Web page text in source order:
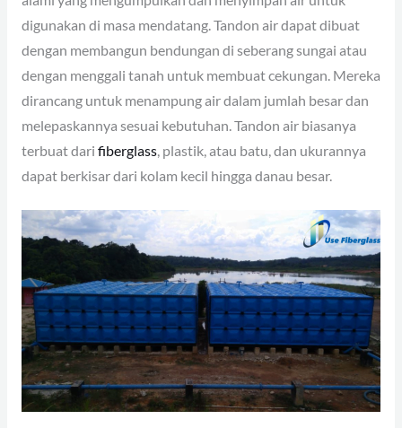
digunakan di masa mendatang. Tandon air dapat dibuat
dengan membangun bendungan di seberang sungai atau
dengan menggali tanah untuk membuat cekungan. Mereka
dirancang untuk menampung air dalam jumlah besar dan
melepaskannya sesuai kebutuhan. Tandon air biasanya
terbuat dari fiberglass, plastik, atau batu, dan ukurannya
dapat berkisar dari kolam kecil hingga danau besar.